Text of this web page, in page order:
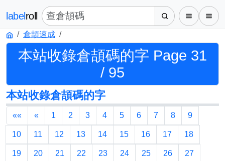
labelroll
倉頡速成
本站收錄倉頡碼的字 Page 31
/ 95
本站收錄倉頡碼的字
«« « 1 2 3 4 5 6 7 8 9
10 11 12 13 14 15 16 17 18
19 20 21 22 23 24 25 26 27